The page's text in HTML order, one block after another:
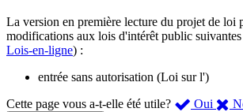
La version en première lecture du projet de loi
modifications aux lois d'intérêt public
Lois-en-ligne) :
entrée sans autorisation (Loi sur l')
Cette page vous a-t-elle été utile?
Oui ,